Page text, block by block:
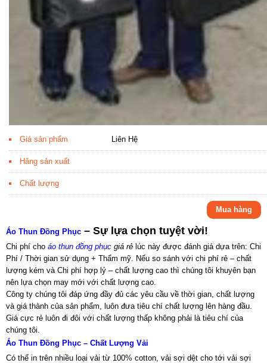
Giá sản phẩm Liên Hệ
Hãng sản xuất
Chất lượng
Mua hàng
Áo Thun Đồng Phục – Sự lựa chọn tuyệt vời!
Chi phí cho áo thun đồng phục giá rẻ lúc này được đánh giá dựa trên: Chi
Phí / Thời gian sử dụng + Thẩm mỹ. Nếu so sánh với chi phí rẻ – chất
lượng kém và Chi phí hợp lý – chất lượng cao thì chúng tôi khuyên bạn
nên lựa chọn may mới với chất lượng cao.
Công ty chúng tôi đáp ứng đầy đủ các yêu cầu về thời gian, chất lượng
và giá thành của sản phẩm, luôn đưa tiêu chí chất lượng lên hàng đầu.
Giá cực rẻ luôn đi đôi với chất lượng thấp không phải là tiêu chí của
chúng tôi.
Áo Thun Đồng Phục – Chất Lượng Vải
Có thể in trên nhiều loại vải từ 100% cotton, vải sợi dệt cho tới vải sợi